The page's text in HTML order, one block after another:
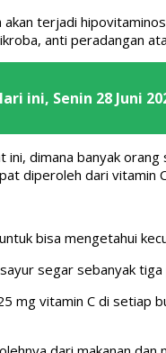
terjadi
anti peradangan
ini, Senin 28 Juni
ini, dimana banyak
diperoleh dari vitamin
bisa mengetahui
segar sebanyak
mg vitamin C di